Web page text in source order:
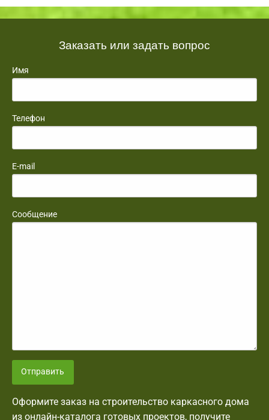
Заказать или задать вопрос
Имя
Телефон
E-mail
Сообщение
Отправить
Оформите заказ на строительство каркасного дома
из онлайн-каталога готовых проектов, получите